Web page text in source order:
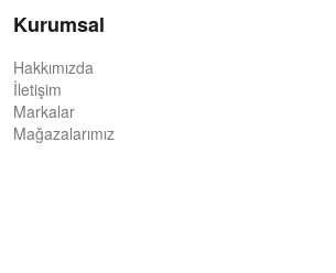
Kurumsal
Hakkımızda
İletişim
Markalar
Mağazalarımız